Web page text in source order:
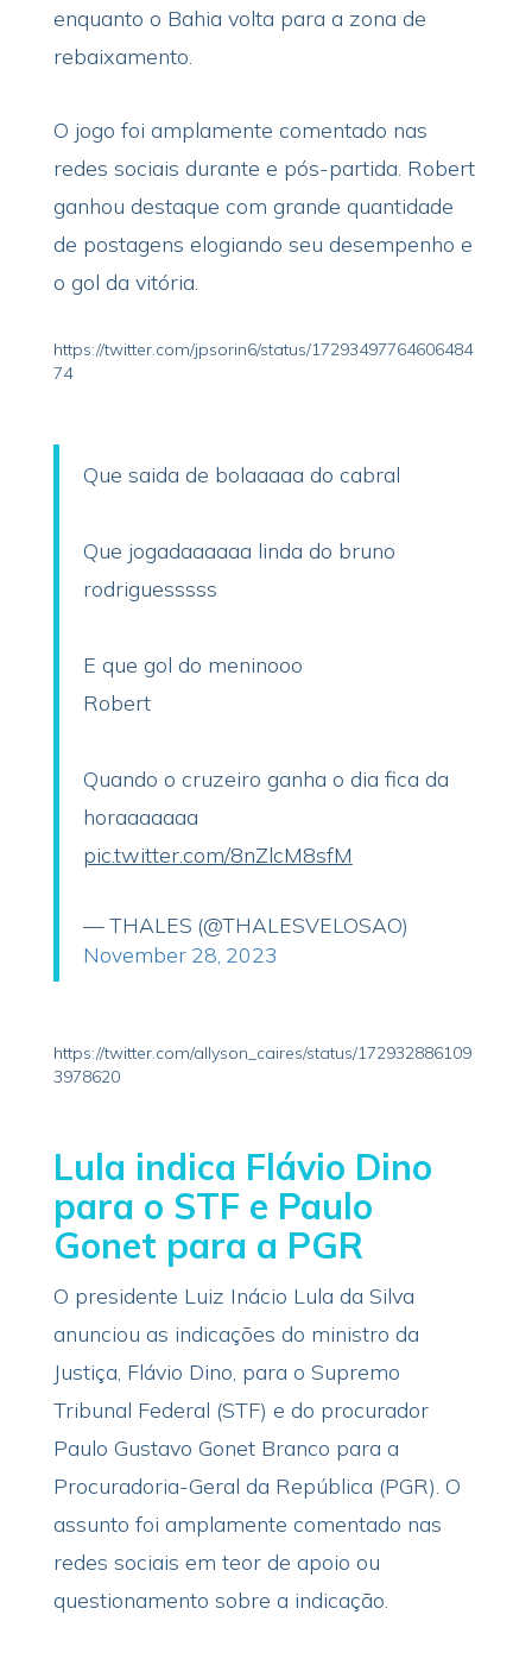
enquanto o Bahia volta para a zona de
rebaixamento.
O jogo foi amplamente comentado nas
redes sociais durante e pós-partida. Robert
ganhou destaque com grande quantidade
de postagens elogiando seu desempenho e
o gol da vitória.
https://twitter.com/jpsorin6/status/17293497764606484
74
Que saida de bolaaaaa do cabral
Que jogadaaaaaa linda do bruno
rodriguesssss
E que gol do meninooo
Robert
Quando o cruzeiro ganha o dia fica da
horaaaaaaa
pic.twitter.com/8nZlcM8sfM
— THALES (@THALESVELOSAO)
November 28, 2023
https://twitter.com/allyson_caires/status/172932886109
3978620
Lula indica Flávio Dino
para o STF e Paulo
Gonet para a PGR
O presidente Luiz Inácio Lula da Silva
anunciou as indicações do ministro da
Justiça, Flávio Dino, para o Supremo
Tribunal Federal (STF) e do procurador
Paulo Gustavo Gonet Branco para a
Procuradoria-Geral da República (PGR). O
assunto foi amplamente comentado nas
redes sociais em teor de apoio ou
questionamento sobre a indicação.